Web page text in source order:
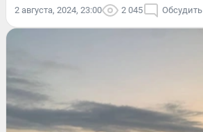
2 августа, 2024, 23:00 2 045 Обсудить